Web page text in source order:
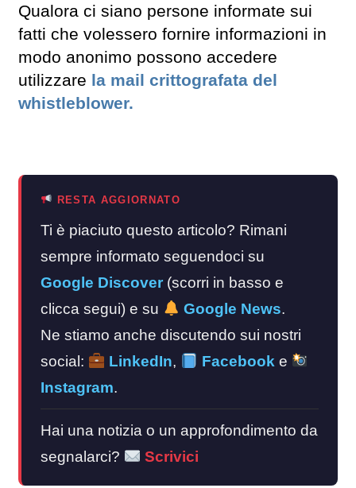
Qualora ci siano persone informate sui
fatti che volessero fornire informazioni in
modo anonimo possono accedere
utilizzare la mail crittografata del
whistleblower.
RESTA AGGIORNATO
Ti è piaciuto questo articolo? Rimani
sempre informato seguendoci su
Google Discover (scorri in basso e
clicca segui) e su
Google News.
Ne stiamo anche discutendo sui nostri
social:
LinkedIn, Facebook e
Instagram.
Hai una notizia o un approfondimento da
segnalarci?
Scrivici